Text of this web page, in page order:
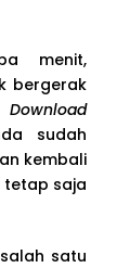
menit,
bergerak
Download
sudah
kembali
tetap saja
satu